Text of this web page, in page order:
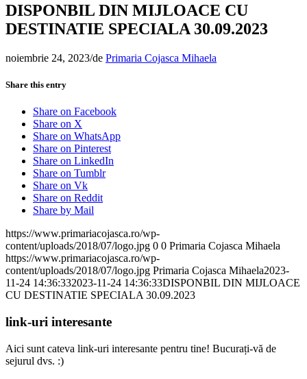
DISPONBIL DIN MIJLOACE CU
DESTINATIE SPECIALA 30.09.2023
noiembrie 24, 2023/de Primaria Cojasca Mihaela
Share this entry
Share on Facebook
Share on X
Share on WhatsApp
Share on Pinterest
Share on LinkedIn
Share on Tumblr
Share on Vk
Share on Reddit
Share by Mail
https://www.primariacojasca.ro/wp-
content/uploads/2018/07/logo.jpg 0 0 Primaria Cojasca Mihaela
https://www.primariacojasca.ro/wp-
content/uploads/2018/07/logo.jpg Primaria Cojasca Mihaela2023-
11-24 14:36:332023-11-24 14:36:33DISPONBIL DIN MIJLOACE
CU DESTINATIE SPECIALA 30.09.2023
link-uri interesante
Aici sunt cateva link-uri interesante pentru tine! Bucurați-vă de
sejurul dvs. :)